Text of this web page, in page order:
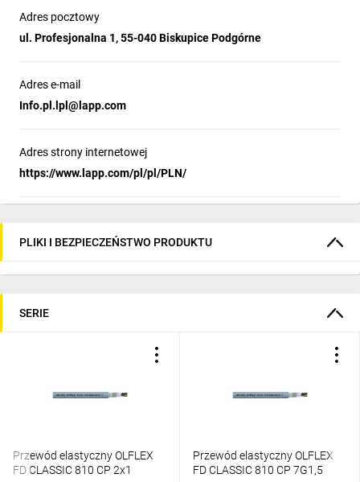
Adres pocztowy
ul. Profesjonalna 1, 55-040 Biskupice Podgórne
Adres e-mail
Info.pl.lpl@lapp.com
Adres strony internetowej
https://www.lapp.com/pl/pl/PLN/
PLIKI I BEZPIECZEŃSTWO PRODUKTU
SERIE
Przewód elastyczny OLFLEX
FD CLASSIC 810 CP 2x1
Przewód elastyczny OLFLEX
FD CLASSIC 810 CP 7G1,5